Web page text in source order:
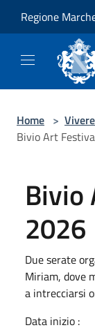
Regione
Home >
Bivio Art
Bivio
2026
Due serate
Miriam, dove
a intrecciarsi
Data inizio :